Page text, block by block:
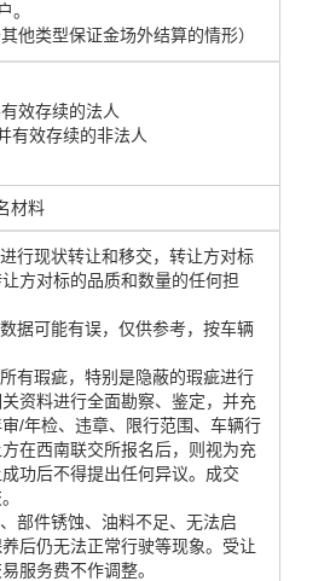
。
他类型保证金场外结算的情形）
效存续的法人
有效存续的非法人
材料
行现状转让和移交，转让方对标
方对标的品质和数量的任何担
据可能有误，仅供参考，按车辆
有瑕疵，特别是隐蔽的瑕疵进行
资料进行全面勘察、鉴定，并充
/年检、违章、限行范围、车辆行
在西南联交所报名后，则视为充
功后不得提出任何异议。成交
部件锈蚀、油料不足、无法启
后仍无法正常行驶等现象。受让
服务费不作调整。